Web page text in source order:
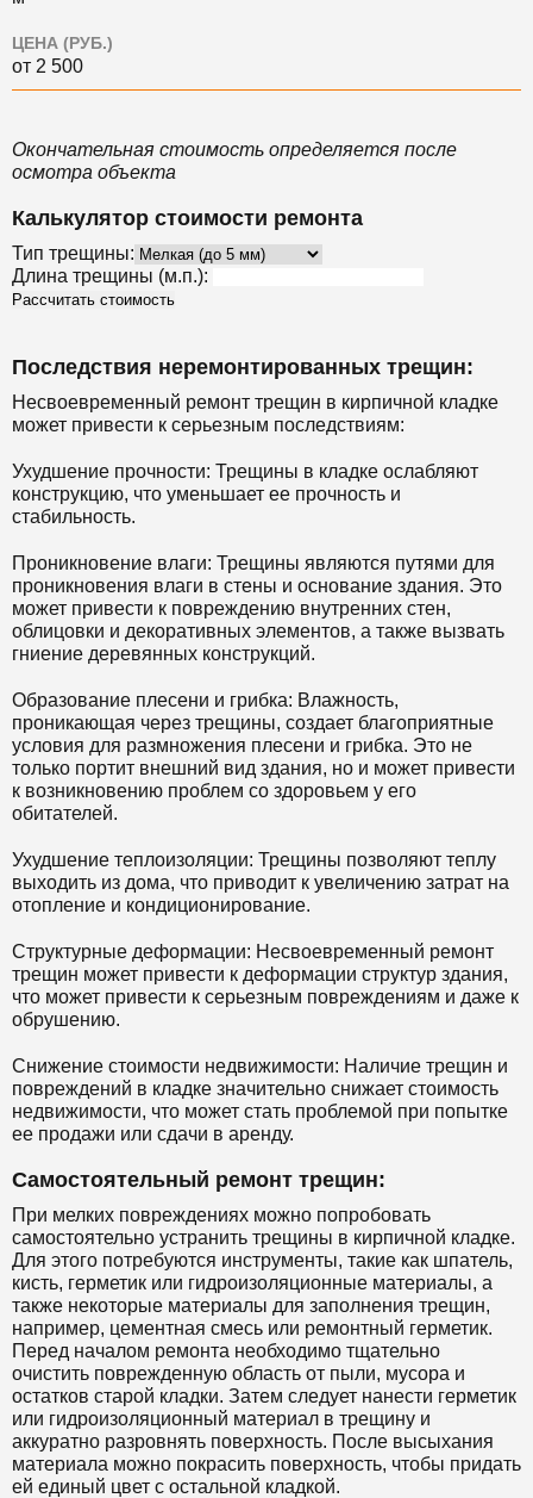
ЦЕНА (РУБ.)
от 2 500
Окончательная стоимость определяется после
осмотра объекта
Калькулятор стоимости ремонта
Тип трещины:
Длина трещины (м.п.):
Рассчитать стоимость
Последствия неремонтированных трещин:
Несвоевременный ремонт трещин в кирпичной кладке
может привести к серьезным последствиям:
Ухудшение прочности: Трещины в кладке ослабляют
конструкцию, что уменьшает ее прочность и
стабильность.
Проникновение влаги: Трещины являются путями для
проникновения влаги в стены и основание здания. Это
может привести к повреждению внутренних стен,
облицовки и декоративных элементов, а также вызвать
гниение деревянных конструкций.
Образование плесени и грибка: Влажность,
проникающая через трещины, создает благоприятные
условия для размножения плесени и грибка. Это не
только портит внешний вид здания, но и может привести
к возникновению проблем со здоровьем у его
обитателей.
Ухудшение теплоизоляции: Трещины позволяют теплу
выходить из дома, что приводит к увеличению затрат на
отопление и кондиционирование.
Структурные деформации: Несвоевременный ремонт
трещин может привести к деформации структур здания,
что может привести к серьезным повреждениям и даже к
обрушению.
Снижение стоимости недвижимости: Наличие трещин и
повреждений в кладке значительно снижает стоимость
недвижимости, что может стать проблемой при попытке
ее продажи или сдачи в аренду.
Самостоятельный ремонт трещин:
При мелких повреждениях можно попробовать
самостоятельно устранить трещины в кирпичной кладке.
Для этого потребуются инструменты, такие как шпатель,
кисть, герметик или гидроизоляционные материалы, а
также некоторые материалы для заполнения трещин,
например, цементная смесь или ремонтный герметик.
Перед началом ремонта необходимо тщательно
очистить поврежденную область от пыли, мусора и
остатков старой кладки. Затем следует нанести герметик
или гидроизоляционный материал в трещину и
аккуратно разровнять поверхность. После высыхания
материала можно покрасить поверхность, чтобы придать
ей единый цвет с остальной кладкой.